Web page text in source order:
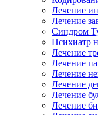
Лечение
Лечение
Синдром
Психиатр
Лечение
Лечение
Лечение
Лечение
Лечение
Лечение